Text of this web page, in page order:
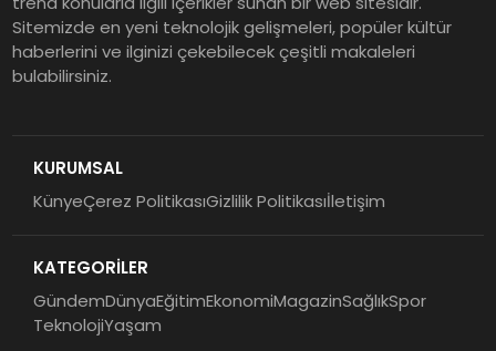
Sitemizde en yeni teknolojik gelişmeleri, popüler kültür
haberlerini ve ilginizi çekebilecek çeşitli makaleleri
bulabilirsiniz.
KURUMSAL
KünyeÇerez PolitikasıGizlilik Politikasıİletişim
KATEGORİLER
GündemDünyaEğitimEkonomiMagazinSağlıkSpor
TeknolojiYaşam